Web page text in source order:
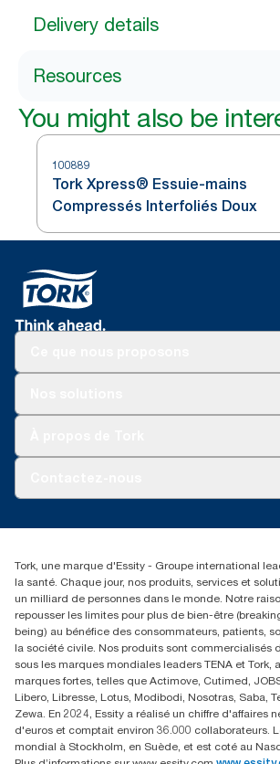
Delivery details
Resources
You might also be
100889
Tork Xpress® Essuie-mains
Compressés Interfoliés Doux
+216 71 11 60 00
52 Rue 8601 ZI CHARGUIA 1
BP194.Tunis, Tunisie
Tork, une marque d'Essity - Groupe international
la santé. Chaque jour, nos produits, services et
un milliard de personnes dans le monde. Notre
repousser les limites pour plus de bien-être
being) au bénéfice des consommateurs, patients,
la société civile. Nos produits sont commercialisés
sous les marques mondiales leaders TENA et Tork,
marques fortes, telles que Actimove, Cutimed,
Libero, Libresse, Lotus, Modibodi, Nosotras, Saba,
Zewa. En 2024, Essity a réalisé un chiffre d'affaires
d'euros et comptait environ 36.000 collaborateurs.
mondial à Stockholm, en Suède, et est coté au